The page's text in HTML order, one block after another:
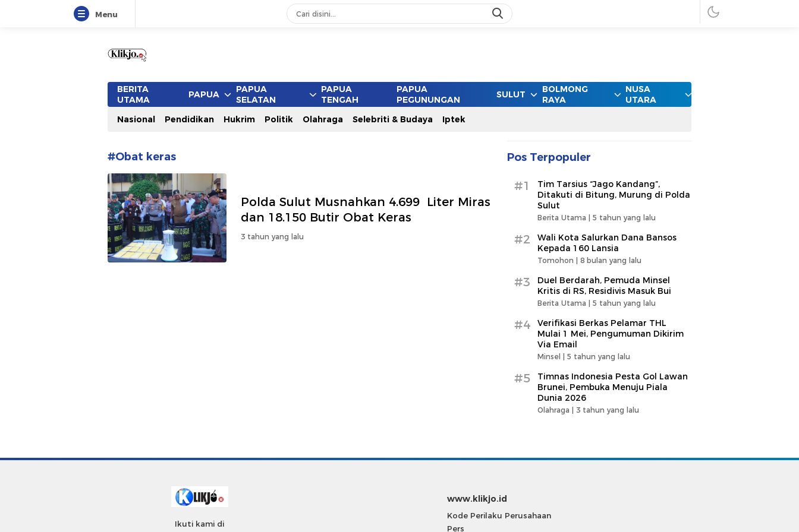
Menu
www.klikjo.id
Terkini, Konstruktif dan Berimbang
BERITA
UTAMA
PAPUA
PAPUA
SELATAN
PAPUA
TENGAH
PAPUA
PEGUNUNGAN
SULUT
BOLMONG
RAYA
NUSA
UTARA
Nasional
Pendidikan Hukrim Politik Olahraga Selebriti & Budaya Iptek
#Obat keras
Polda Sulut Musnahkan 4.699 Liter Miras
dan 18.150 Butir Obat Keras
3 tahun yang lalu
Pos Terpopuler
#1
Tim Tarsius “Jago Kandang”,
Ditakuti di Bitung, Murung di Polda
Sulut
Berita Utama | 5 tahun yang lalu
#2
Wali Kota Salurkan Dana Bansos
Kepada 160 Lansia
Tomohon | 8 bulan yang lalu
#3
Duel Berdarah, Pemuda Minsel
Kritis di RS, Residivis Masuk Bui
Berita Utama | 5 tahun yang lalu
#4
Verifikasi Berkas Pelamar THL
Mulai 1 Mei, Pengumuman Dikirim
Via Email
Minsel | 5 tahun yang lalu
#5
Timnas Indonesia Pesta Gol Lawan
Brunei, Pembuka Menuju Piala
Dunia 2026
Olahraga | 3 tahun yang lalu
Ikuti kami di
www.klikjo.id
Kode Perilaku Perusahaan
Pers